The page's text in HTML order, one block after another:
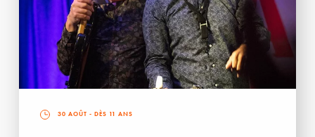
30 AOÛT - DÈS 11 ANS